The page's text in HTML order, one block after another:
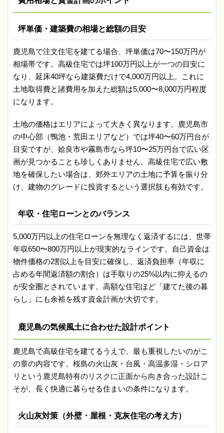
坪単価・建築費の相場と総額の目安
鹿児島で注文住宅を建てる場合、坪単価は70〜150万円が
相場帯です。高級住宅では坪100万円以上が一つの目安に
なり、延床40坪なら建築費だけで4,000万円以上。これに
土地取得費と諸費用を加えた総額は5,000〜8,000万円程度
になります。
土地の価格はエリアによって大きく異なります。鹿児島市
の中心部（鴨池・荒田エリアなど）では坪40〜60万円台が
目安ですが、姶良市や霧島市なら坪10〜25万円台で広い区
画が見つかることも珍しくありません。高級住宅で広い敷
地を確保したい場合は、郊外エリアの土地に予算を振り分
け、建物のグレードに投資するという選択肢も有効です。
年収・住宅ローンとのバランス
5,000万円以上の住宅ローンを無理なく返済するには、世帯
年収650〜800万円以上が現実的なラインです。自己資金は
物件価格の2割以上を目安に確保し、返済負担率（年収に
占める年間返済額の割合）は手取りの25%以内に抑えるの
が安全圏とされています。高額な住宅ほど「建てた後の暮
らし」にも余裕を残す資金計画が大切です。
鹿児島の気候風土に合わせた設計ポイント
鹿児島で高級住宅を建てるうえで、最も重視したいのがこ
の章の内容です。桜島の火山灰・台風・高温多湿・シロア
リという鹿児島特有のリスクに正面から向き合った設計こ
そが、長く快適に暮らせる住まいの条件になります。
火山灰対策（外壁・屋根・克灰住宅の考え方）